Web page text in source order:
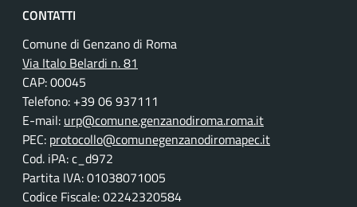
CONTATTI
Comune di Genzano di Roma
Via Italo Belardi n. 81
CAP: 00045
Telefono: +39 06 937111
E-mail: urp@comune.genzanodiroma.roma.it
PEC: protocollo@comunegenzanodiromapec.it
Cod. iPA: c_d972
Partita IVA: 01038071005
Codice Fiscale: 02242320584